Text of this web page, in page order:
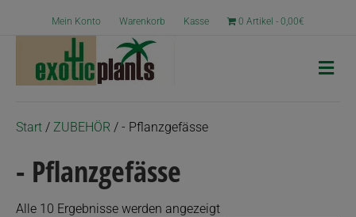
Mein Konto Warenkorb Kasse 0 Artikel 0,00€
N
a
Start / ZUBEHÖR / - Pflanzgefässe
- Pflanzgefässe
Alle 10 Ergebnisse werden angezeigtNach